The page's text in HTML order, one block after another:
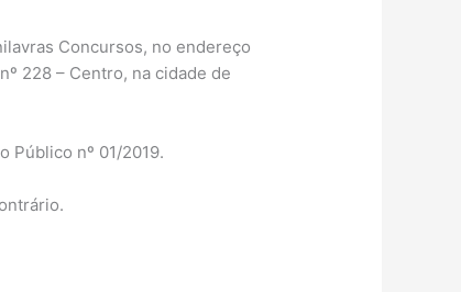
Concursos, no endereço
228 – Centro, na cidade de
Público nº 01/2019.